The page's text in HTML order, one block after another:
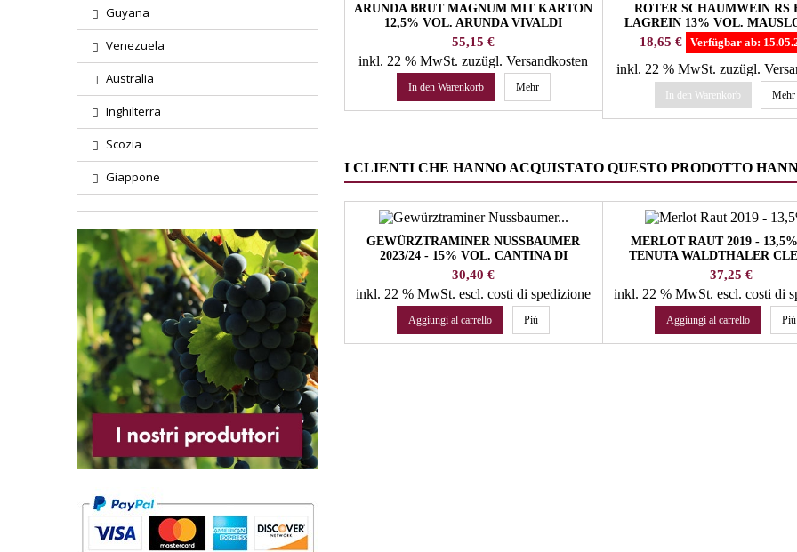
Guyana
Venezuela
Australia
Inghilterra
Scozia
Giappone
ARUNDA BRUT MAGNUM MIT KARTON
12,5% VOL. ARUNDA VIVALDI
SEKTKELLEREI
Preis
55,15 €
inkl. 22 % MwSt.zuzügl. Versandkosten
In den Warenkorb Mehr
ROTER SCHAUMWEIN RS
LAGREIN 13% VOL.
WEINGUT
Preis
18,65 € Verfügbar ab:
inkl. 22 % MwSt. zuzügl.
In den Warenkorb Mehr
I CLIENTI CHE HANNO ACQUISTATO QUESTO PRODOTTO
GEWÜRZTRAMINER NUSSBAUMER
2023/24 - 15% VOL. CANTINA DI
TERMENO
Prezzo
30,40 €
inkl. 22 % MwSt.escl. costi di spedizione
Aggiungi al carrello Più
MERLOT RAUT 2019 -
TENUTA WALDTHALER
Prezzo
37,25 €
inkl. 22 % MwSt. escl. costi di
Aggiungi al carrello Più